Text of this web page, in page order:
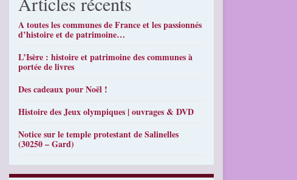
A toutes les communes de France et les passionnés
d’histoire et de patrimoine…
L’Isère : histoire et patrimoine des communes à
portée de livres
Des cadeaux pour Noël !
Histoire des Jeux olympiques | ouvrages & DVD
Notice sur le temple protestant de Salinelles
(30250 – Gard)